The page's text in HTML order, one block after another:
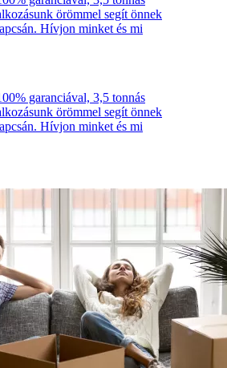
örömmel segít önnek
Hívjon minket és mi
garanciával, 3,5 tonnás
örömmel segít önnek
Hívjon minket és mi